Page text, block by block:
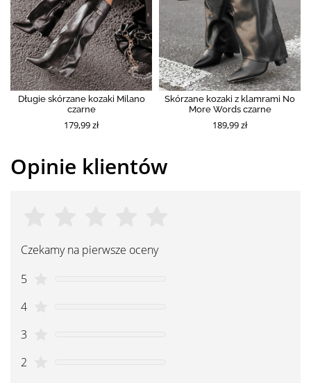
Długie skórzane kozaki Milano
czarne
179,99 zł
Skórzane kozaki z klamrami No
More Words czarne
189,99 zł
Opinie klientów
Czekamy na pierwsze oceny
5
4
3
2